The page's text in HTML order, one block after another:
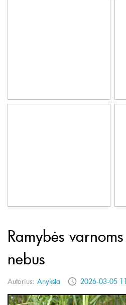
Ramybės
nebus
Autorius: Anykšta 2026-03-05